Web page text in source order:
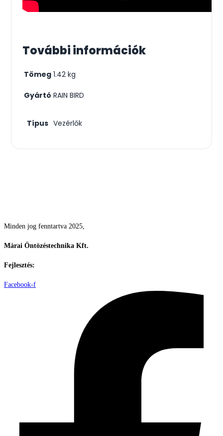
További információk
Tömeg 1.42 kg
Gyártó RAIN BIRD
Típus Vezérlők
Minden jog fenntartva 2025,
Márai Öntözéstechnika Kft.
Fejlesztés:
Facebook-f